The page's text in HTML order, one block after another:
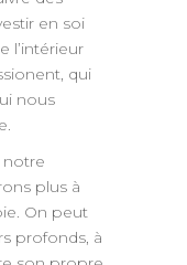
en soi
l’intérieur
qui
nous
notre
plus à
On peut
profonds, à